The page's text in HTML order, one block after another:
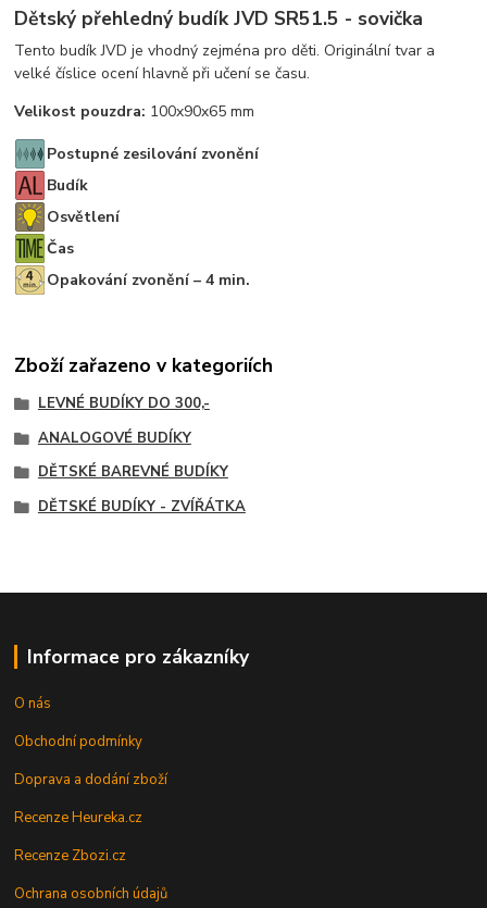
Dětský přehledný budík JVD SR51.5 - sovička
Tento budík JVD je vhodný zejména pro děti. Originální tvar a
velké číslice ocení hlavně při učení se času.
Velikost pouzdra: 100x90x65 mm
Postupné zesilování zvonění
Budík
Osvětlení
Čas
Opakování zvonění – 4 min.
Zboží zařazeno v kategoriích
LEVNÉ BUDÍKY DO 300,-
ANALOGOVÉ BUDÍKY
DĚTSKÉ BAREVNÉ BUDÍKY
DĚTSKÉ BUDÍKY - ZVÍŘÁTKA
Informace pro zákazníky
O nás
Obchodní podmínky
Doprava a dodání zboží
Recenze Heureka.cz
Recenze Zbozi.cz
Ochrana osobních údajů